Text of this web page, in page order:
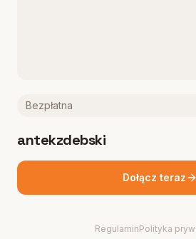
Bezpłatna
antekzdebski
Dołącz teraz
RegulaminPolityka